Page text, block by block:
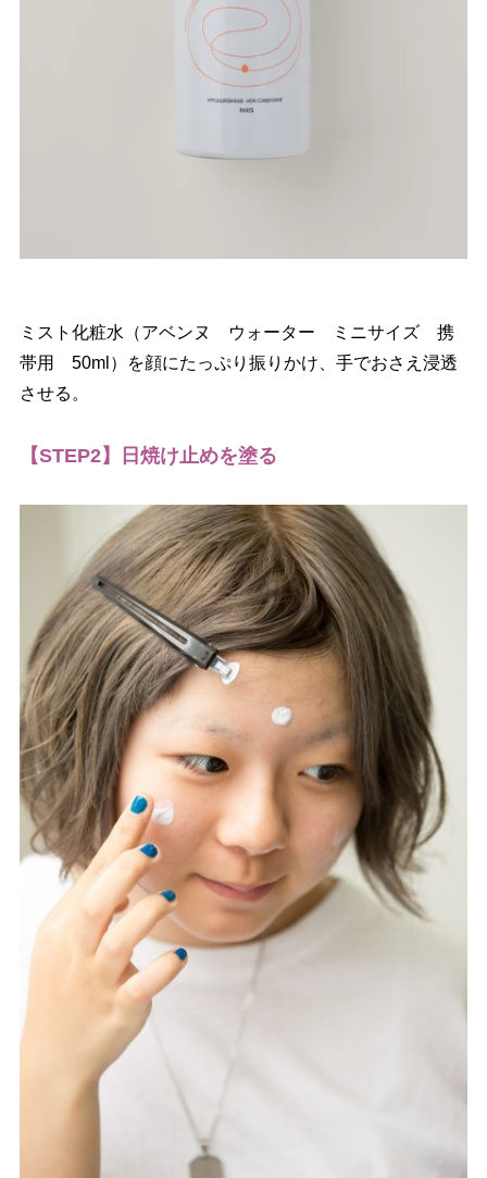
ミスト化粧水（アベンヌ ウォーター ミニサイズ 携
帯用 50ml）を顔にたっぷり振りかけ、手でおさえ浸透
させる。
【STEP2】日焼け止めを塗る